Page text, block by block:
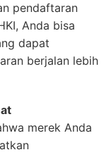
pendaftaran
Anda bisa
dapat
berjalan lebih
merek Anda